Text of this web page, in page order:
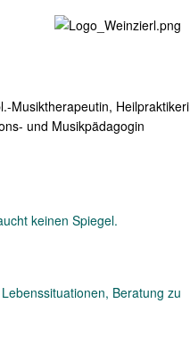
Beratung zu
keinen Spiegel.